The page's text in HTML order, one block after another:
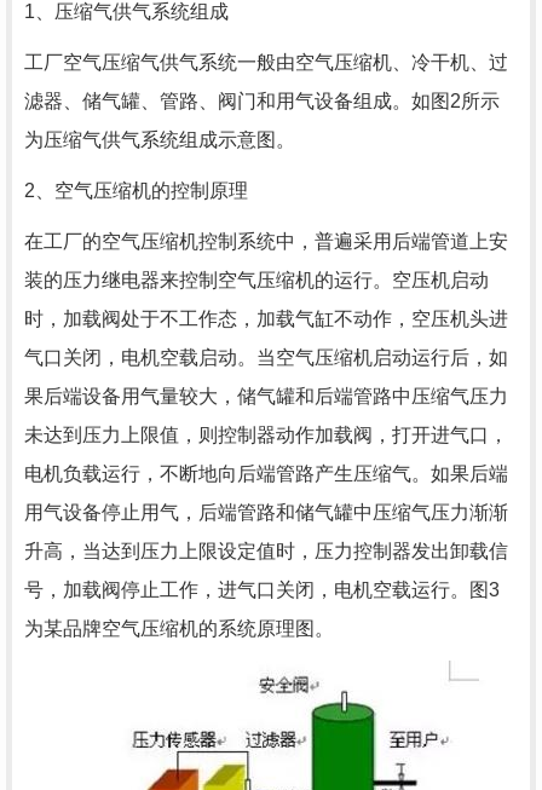
1、压缩气供气系统组成
工厂空气压缩气供气系统一般由空气压缩机、冷干机、过
滤器、储气罐、管路、阀门和用气设备组成。如图2所示
为压缩气供气系统组成示意图。
2、空气压缩机的控制原理
在工厂的空气压缩机控制系统中，普遍采用后端管道上安
装的压力继电器来控制空气压缩机的运行。空压机启动
时，加载阀处于不工作态，加载气缸不动作，空压机头进
气口关闭，电机空载启动。当空气压缩机启动运行后，如
果后端设备用气量较大，储气罐和后端管路中压缩气压力
未达到压力上限值，则控制器动作加载阀，打开进气口，
电机负载运行，不断地向后端管路产生压缩气。如果后端
用气设备停止用气，后端管路和储气罐中压缩气压力渐渐
升高，当达到压力上限设定值时，压力控制器发出卸载信
号，加载阀停止工作，进气口关闭，电机空载运行。图3
为某品牌空气压缩机的系统原理图。